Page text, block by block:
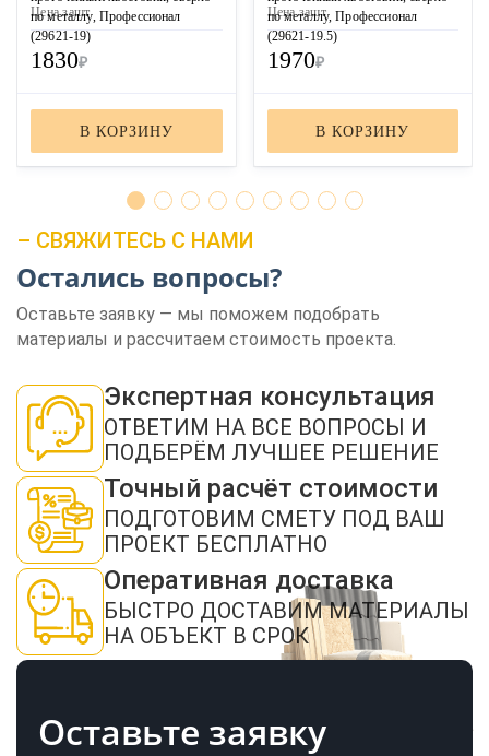
по металлу, Профессионал
(29621-19)
Цена зашт
1830₽
В КОРЗИНУ
по металлу, Профессионал
(29621-19.5)
Цена зашт
1970₽
В КОРЗИНУ
– СВЯЖИТЕСЬ С НАМИ
Остались вопросы?
Оставьте заявку — мы поможем подобрать
материалы и рассчитаем стоимость проекта.
Экспертная консультация
ОТВЕТИМ НА ВСЕ ВОПРОСЫ И
ПОДБЕРЁМ ЛУЧШЕЕ РЕШЕНИЕ
Точный расчёт стоимости
ПОДГОТОВИМ СМЕТУ ПОД ВАШ
ПРОЕКТ БЕСПЛАТНО
Оперативная доставка
БЫСТРО ДОСТАВИМ МАТЕРИАЛЫ
НА ОБЪЕКТ В СРОК
Оставьте заявку
ЗАКАЗАТЬ ЗВОНОК
Нажимая кнопку "Отправить", я даю своё согласие на обработку моих
персональных данных в соответствии с ФЗ от 27.07.2006 № 152-ФЗ "О
персональных данных", на условиях и для целей, определенных в политикой
конфиденциальности
ОТПРАВИТЬ